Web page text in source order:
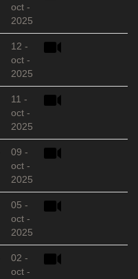
oct -
2025
12 -
oct -
2025
11 -
oct -
2025
09 -
oct -
2025
05 -
oct -
2025
02 -
oct -